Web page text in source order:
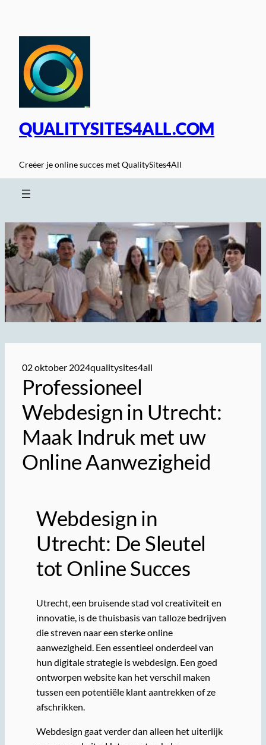
inhoud
QUALITYSITES4ALL.COM
Creëer je online succes met QualitySites4All
02 oktober 2024qualitysites4all
Professioneel
Webdesign in Utrecht:
Maak Indruk met uw
Online Aanwezigheid
Webdesign in
Utrecht: De Sleutel
tot Online Succes
Utrecht, een bruisende stad vol creativiteit en
innovatie, is de thuisbasis van talloze bedrijven
die streven naar een sterke online
aanwezigheid. Een essentieel onderdeel van
hun digitale strategie is webdesign. Een goed
ontworpen website kan het verschil maken
tussen een potentiële klant aantrekken of ze
afschrikken.
Webdesign gaat verder dan alleen het uiterlijk